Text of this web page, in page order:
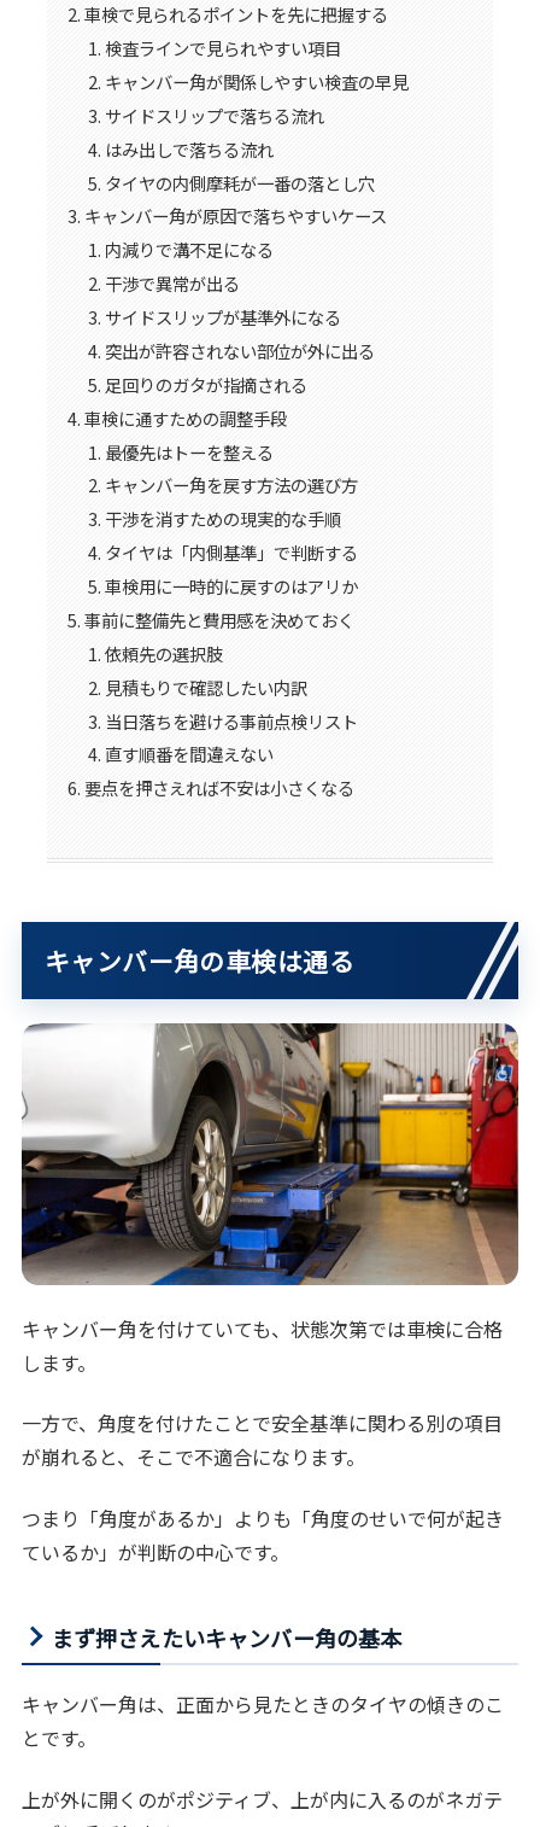
車検で見られるポイントを先に把握する
検査ラインで見られやすい項目
キャンバー角が関係しやすい検査の早見
サイドスリップで落ちる流れ
はみ出しで落ちる流れ
タイヤの内側摩耗が一番の落とし穴
キャンバー角が原因で落ちやすいケース
内減りで溝不足になる
干渉で異常が出る
サイドスリップが基準外になる
突出が許容されない部位が外に出る
足回りのガタが指摘される
車検に通すための調整手段
最優先はトーを整える
キャンバー角を戻す方法の選び方
干渉を消すための現実的な手順
タイヤは「内側基準」で判断する
車検用に一時的に戻すのはアリか
事前に整備先と費用感を決めておく
依頼先の選択肢
見積もりで確認したい内訳
当日落ちを避ける事前点検リスト
直す順番を間違えない
要点を押さえれば不安は小さくなる
キャンバー角の車検は通る
キャンバー角を付けていても、状態次第では車検に合格
します。
一方で、角度を付けたことで安全基準に関わる別の項目
が崩れると、そこで不適合になります。
つまり「角度があるか」よりも「角度のせいで何が起き
ているか」が判断の中心です。
まず押さえたいキャンバー角の基本
キャンバー角は、正面から見たときのタイヤの傾きのこ
とです。
上が外に開くのがポジティブ、上が内に入るのがネガテ